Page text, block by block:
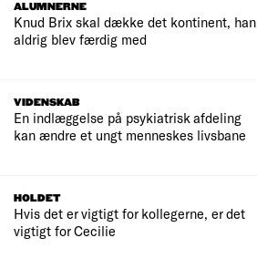
ALUMNERNE
Knud Brix skal dække det kontinent, han
aldrig blev færdig med
VIDENSKAB
En indlæggelse på psykiatrisk afdeling
kan ændre et ungt menneskes livsbane
HOLDET
Hvis det er vigtigt for kollegerne, er det
vigtigt for Cecilie